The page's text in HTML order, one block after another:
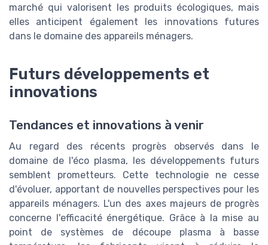
marché qui valorisent les produits écologiques, mais
elles anticipent également les innovations futures
dans le domaine des appareils ménagers.
Futurs développements et
innovations
Tendances et innovations à venir
Au regard des récents progrès observés dans le
domaine de l'éco plasma, les développements futurs
semblent prometteurs. Cette technologie ne cesse
d'évoluer, apportant de nouvelles perspectives pour les
appareils ménagers. L'un des axes majeurs de progrès
concerne l'efficacité énergétique. Grâce à la mise au
point de systèmes de découpe plasma à basse